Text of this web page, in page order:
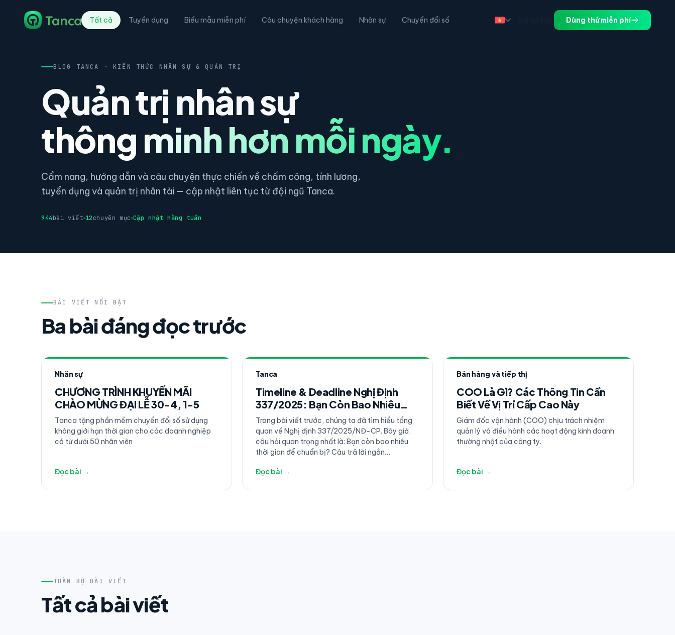
Tất cả Tuyển dụng Biểu mẫu miễn phí Câu chuyện khách hàng Nhân sự Chuyển đổi số Dùng thử miễn phí
BLOG TANCA · KIẾN THỨC NHÂN SỰ & QUẢN TRỊ
Quản trị nhân sự
thông minh hơn mỗi ngày.
Cẩm nang, hướng dẫn và câu chuyện thực chiến về chấm công, tính lương,
tuyển dụng và quản trị nhân tài — cập nhật liên tục từ đội ngũ Tanca.
944bài viết 12chuyên mục Cập nhật hằng tuần
BÀI VIẾT NỔI BẬT
Ba bài đáng đọc trước
Nhân sự
CHƯƠNG TRÌNH KHUYẾN MÃI
CHÀO MỪNG ĐẠI LỄ 30-4, 1-5
Tanca tặng phần mềm chuyển đổi số sử dụng
không giới hạn thời gian cho các doanh nghiệp
có từ dưới 50 nhân viên
Đọc bài →
Tanca
Timeline & Deadline Nghị Định
337/2025: Bạn Còn Bao Nhiêu
Ngày?
Trong bài viết trước, chúng ta đã tìm hiểu tổng
quan về Nghị định 337/2025/NĐ-CP. Bây giờ,
câu hỏi quan trọng nhất là: Bạn còn bao nhiêu
thời gian để chuẩn bị? Câu trả lời ngắn
Đọc bài →
Bán hàng và tiếp thị
COO Là Gì? Các Thông Tin Cần
Biết Về Vị Trí Cấp Cao Này
Giám đốc vận hành (COO) chịu trách nhiệm
quản lý và điều hành các hoạt động kinh doanh
thường nhật của công ty.
Đọc bài →
TOÀN BỘ BÀI VIẾT
Tất cả bài viết